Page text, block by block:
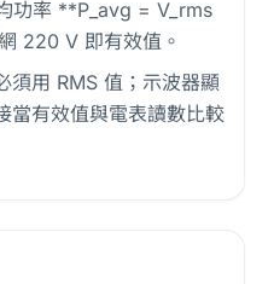
率 **P_avg = V_rms
220 V 即有效值。
須用 RMS 值；示波器顯
當有效值與電表讀數比較